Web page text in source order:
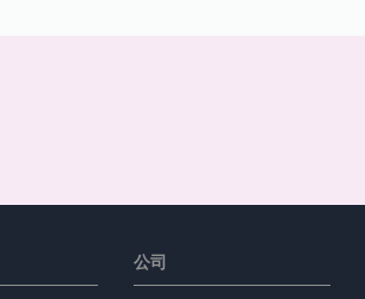
公司